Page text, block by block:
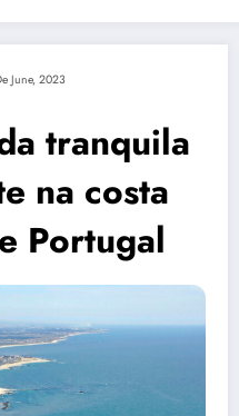
June, 2023
tranquila
na costa
Portugal